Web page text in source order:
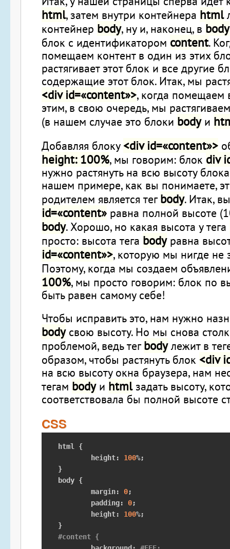
html, затем внутри контейнера html
контейнер body, ну и, наконец, в body
блок с идентификатором content.
помещаем контент в один из этих
растягивает этот блок и все другие
содержащие этот блок. Итак, мы
<div id=«content»>, когда помещаем
этим, в свою очередь, мы
(в нашем случае это блоки bodyи
Добавляя блоку <div id=«content»>
height: 100%, мы говорим: блок div
нужно растянуть на всю высоту
нашем примере, как вы понимаете,
родителем является тегbody. Итак,
id=«content»равна полной высоте
body. Хорошо, но какая высота у тега
просто: высота тега bodyравна
id=«content»>, которую мы нигде не
Поэтому, когда мы создаем
100%, мы просто говорим: блок по
быть равен самому себе!
Чтобы исправить это, нам нужно
bodyсвою высоту. Но мы снова
проблемой, ведь тегbodyлежит в
образом, чтобы растянуть блок <div
на всю высоту окна браузера, нам
тегам bodyи htmlзадать высоту,
соответствовала бы полной высоте
CSS
html {
	height
: 100%;
}
body {
	margin
: 0;
	padding
: 0;
	height
: 100%;
}
#content {